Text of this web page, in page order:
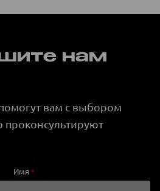
нам
вам с выбором
проконсультируют
Имя *